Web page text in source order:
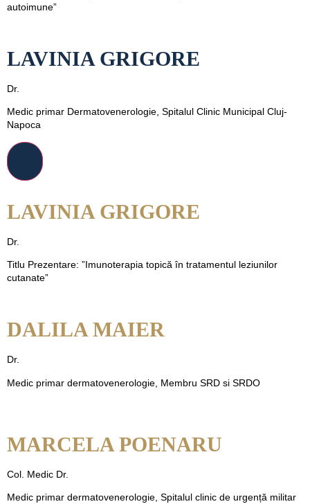
autoimune”
LAVINIA GRIGORE
Dr.
Medic primar Dermatovenerologie, Spitalul Clinic Municipal Cluj-
Napoca
LAVINIA GRIGORE
Dr.
Titlu Prezentare: ”Imunoterapia topică în tratamentul leziunilor
cutanate”
DALILA MAIER
Dr.
Medic primar dermatovenerologie, Membru SRD si SRDO
MARCELA POENARU
Col. Medic Dr.
Medic primar dermatovenerologie, Spitalul clinic de urgență militar